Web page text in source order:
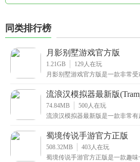
同类排行榜
月影别墅游戏官方版
1.21GB 129人在玩
月影别墅游戏官方版是一款非常
立绘都
流浪汉模拟器最新版
Homeless Games)
74.84MB 500人在玩
流浪汉模拟器最新版是一款非常有
活，
蜀境传说手游官方正版
508.32MB 403人在玩
蜀境传说手游官方正版是一款趣